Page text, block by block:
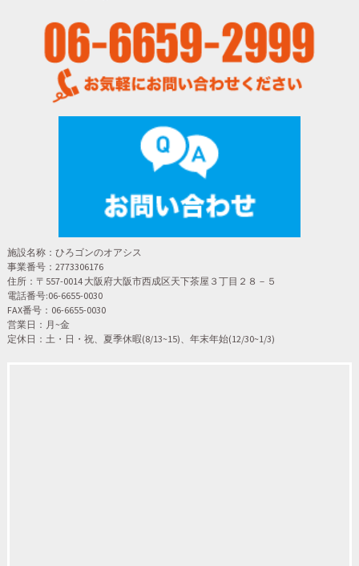
施設名称：ひろゴンのオアシス
事業番号：2773306176
住所：〒557-0014 大阪府大阪市西成区天下茶屋３丁目２８－５
電話番号:06-6655-0030
FAX番号：06-6655-0030
営業日：月~金
定休日：土・日・祝、夏季休暇(8/13~15)、年末年始(12/30~1/3)